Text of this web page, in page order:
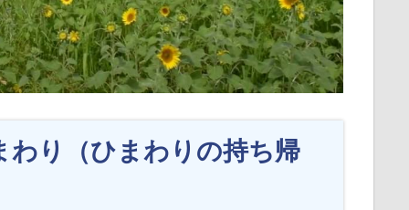
わり（ひまわりの持ち帰